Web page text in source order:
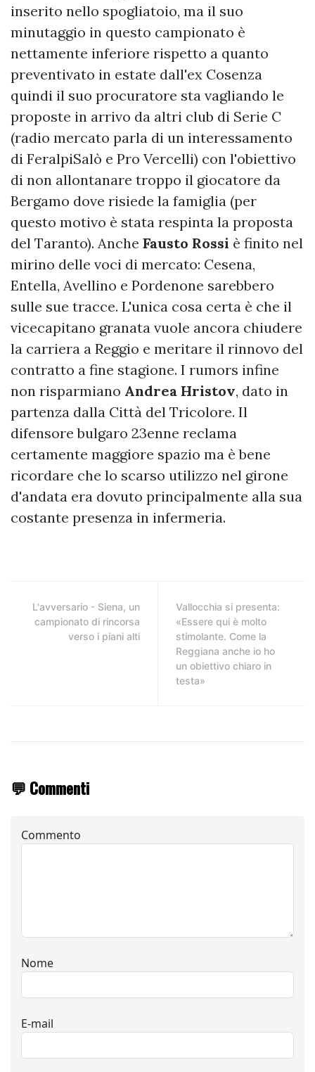
inserito nello spogliatoio, ma il suo
minutaggio in questo campionato è
nettamente inferiore rispetto a quanto
preventivato in estate dall'ex Cosenza
quindi il suo procuratore sta vagliando le
proposte in arrivo da altri club di Serie C
(radio mercato parla di un interessamento
di FeralpiSalò e Pro Vercelli) con l'obiettivo
di non allontanare troppo il giocatore da
Bergamo dove risiede la famiglia (per
questo motivo è stata respinta la proposta
del Taranto). Anche Fausto Rossi è finito nel
mirino delle voci di mercato: Cesena,
Entella, Avellino e Pordenone sarebbero
sulle sue tracce. L'unica cosa certa è che il
vicecapitano granata vuole ancora chiudere
la carriera a Reggio e meritare il rinnovo del
contratto a fine stagione. I rumors infine
non risparmiano Andrea Hristov, dato in
partenza dalla Città del Tricolore. Il
difensore bulgaro 23enne reclama
certamente maggiore spazio ma è bene
ricordare che lo scarso utilizzo nel girone
d'andata era dovuto principalmente alla sua
costante presenza in infermeria.
L'avversario - Siena, un
campionato di rincorsa
verso i piani alti
Vallocchia si presenta:
«Essere qui è molto
stimolante. Come la
Reggiana anche io ho
un obiettivo chiaro in
testa»
💬 Commenti